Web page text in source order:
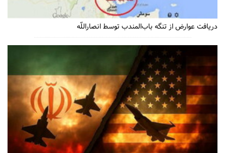
دریافت عوارض از تنگه باب‌المندب توسط انصاراللّه